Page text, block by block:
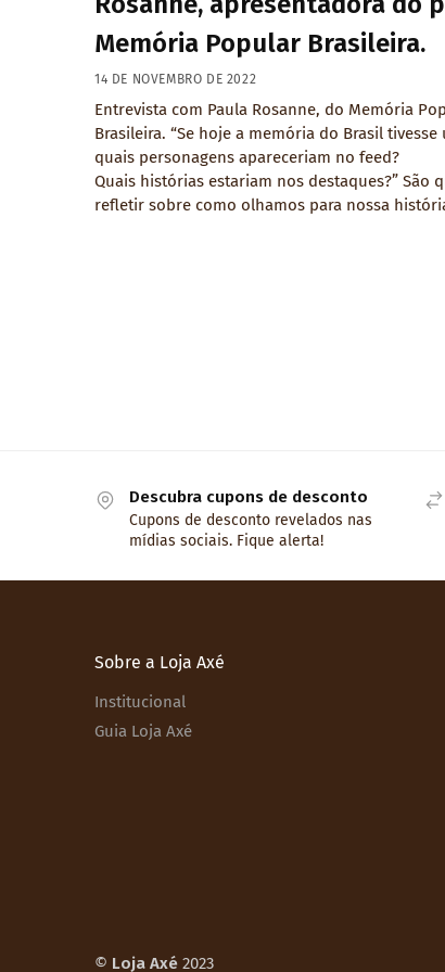
Memória Popular Brasileira.
14 DE NOVEMBRO DE 2022
Entrevista com Paula Rosanne, do Memória
Brasileira. “Se hoje a memória do Brasil tivesse
quais personagens apareceriam no feed?
Quais histórias estariam nos destaques?” São
refletir sobre como olhamos para nossa
Descubra cupons de desconto
Cupons de desconto revelados nas
mídias sociais. Fique alerta!
Sobre a Loja Axé
Institucional
Guia Loja Axé
© Loja Axé 2023